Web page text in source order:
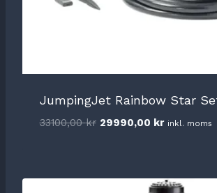
JumpingJet Rainbow Star
33100,00kr Det
33100,00 kr.
29990,00 krDet
29990,00
inkl. moms